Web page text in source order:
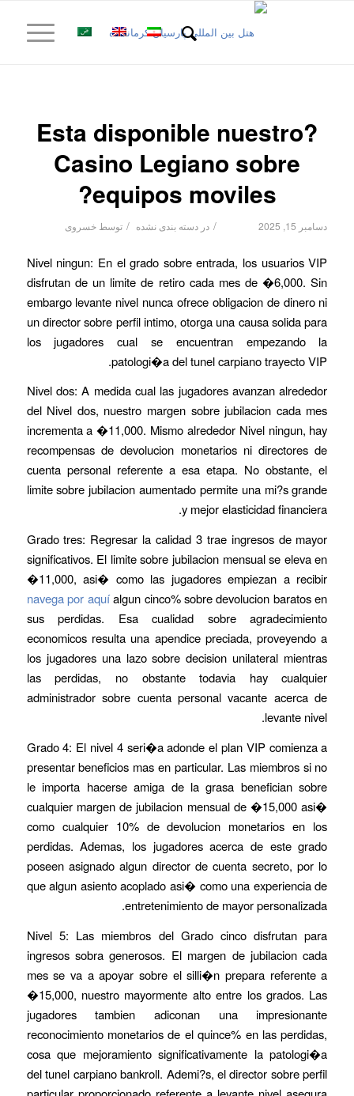
?Esta disponible nuestro
Casino Legiano sobre
equipos moviles?
دسامبر 15, 2025 / در دسته بندی نشده / توسط خسروی
Nivel ningun: En el grado sobre entrada, los usuarios VIP
disfrutan de un limite de retiro cada mes de �6,000. Sin
embargo levante nivel nunca ofrece obligacion de dinero ni
un director sobre perfil intimo, otorga una causa solida para
los jugadores cual se encuentran empezando la
patologi�a del tunel carpiano trayecto VIP.
Nivel dos: A medida cual las jugadores avanzan alrededor
del Nivel dos, nuestro margen sobre jubilacion cada mes
incrementa a �11,000. Mismo alrededor Nivel ningun, hay
recompensas de devolucion monetarios ni directores de
cuenta personal referente a esa etapa. No obstante, el
limite sobre jubilacion aumentado permite una mi?s grande
y mejor elasticidad financiera.
Grado tres: Regresar la calidad 3 trae ingresos de mayor
significativos. El limite sobre jubilacion mensual se eleva en
�11,000, asi� como las jugadores empiezan a recibir
navega por aquíalgun cinco% sobre devolucion baratos en
sus perdidas. Esa cualidad sobre agradecimiento
economicos resulta una apendice preciada, proveyendo a
los jugadores una lazo sobre decision unilateral mientras
las perdidas, no obstante todavia hay cualquier
administrador sobre cuenta personal vacante acerca de
levante nivel.
Grado 4: El nivel 4 seri�a adonde el plan VIP comienza a
presentar beneficios mas en particular. Las miembros si no
le importa hacerse amiga de la grasa benefician sobre
cualquier margen de jubilacion mensual de �15,000 asi�
como cualquier 10% de devolucion monetarios en los
perdidas. Ademas, los jugadores acerca de este grado
poseen asignado algun director de cuenta secreto, por lo
que algun asiento acoplado asi� como una experiencia de
entretenimiento de mayor personalizada.
Nivel 5: Las miembros del Grado cinco disfrutan para
ingresos sobra generosos. El margen de jubilacion cada
mes se va a apoyar sobre el silli�n prepara referente a
�15,000, nuestro mayormente alto entre los grados. Las
jugadores tambien adiconan una impresionante
reconocimiento monetarios de el quince% en las perdidas,
cosa que mejoramiento significativamente la patologi�a
del tunel carpiano bankroll. Ademi?s, el director sobre perfil